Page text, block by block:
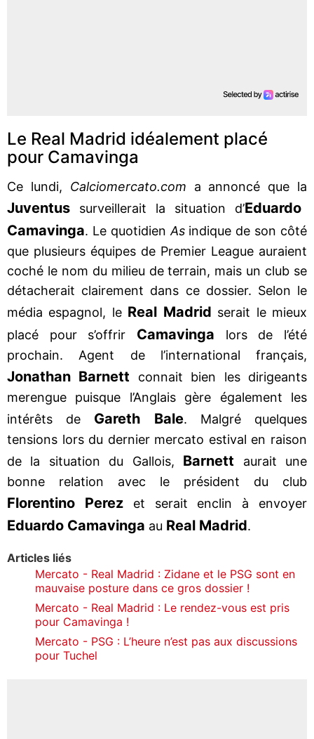
Le Real Madrid idéalement placé
pour Camavinga
Ce lundi, Calciomercato.com a annoncé que la
Juventus surveillerait la situation d’Eduardo
Camavinga. Le quotidien Asindique de son côté
que plusieurs équipes de Premier League auraient
coché le nom du milieu de terrain, mais un club se
détacherait clairement dans ce dossier. Selon le
média espagnol, le Real Madrid serait le mieux
placé pour s’offrir Camavinga lors de l’été
prochain. Agent de l’international français,
Jonathan Barnett connait bien les dirigeants
merengue puisque l’Anglais gère également les
intérêts de Gareth Bale. Malgré quelques
tensions lors du dernier mercato estival en raison
de la situation du Gallois, Barnett aurait une
bonne relation avec le président du club
Florentino Perezet serait enclin à envoyer
Eduardo Camavinga au Real Madrid.
Articles liés
Mercato - Real Madrid : Zidane et le PSG sont en
mauvaise posture dans ce gros dossier !
Mercato - Real Madrid : Le rendez-vous est pris
pour Camavinga !
Mercato - PSG : L’heure n’est pas aux discussions
pour Tuchel